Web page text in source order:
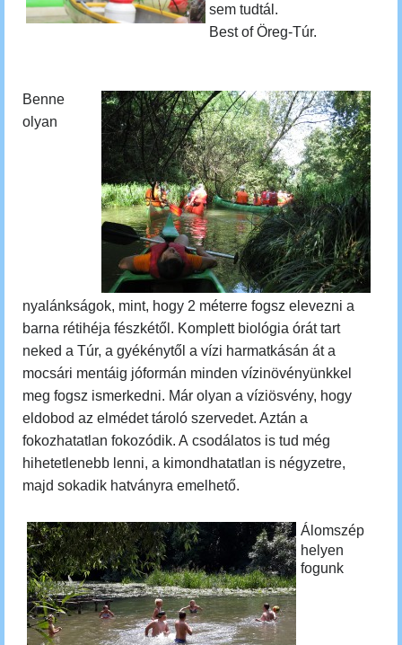
sem tudtál.
Best of Öreg-Túr.
Benne
olyan
nyalánkságok, mint, hogy 2 méterre fogsz elevezni a
barna rétihéja fészkétől. Komplett biológia órát tart
neked a Túr, a gyékénytől a vízi harmatkásán át a
mocsári mentáig jóformán minden vízinövényünkkel
meg fogsz ismerkedni. Már olyan a víziösvény, hogy
eldobod az elmédet tároló szervedet. Aztán a
fokozhatatlan fokozódik. A csodálatos is tud még
hihetetlenebb lenni, a kimondhatatlan is négyzetre,
majd sokadik hatványra emelhető.
Á lomszép
helyen
fogunk